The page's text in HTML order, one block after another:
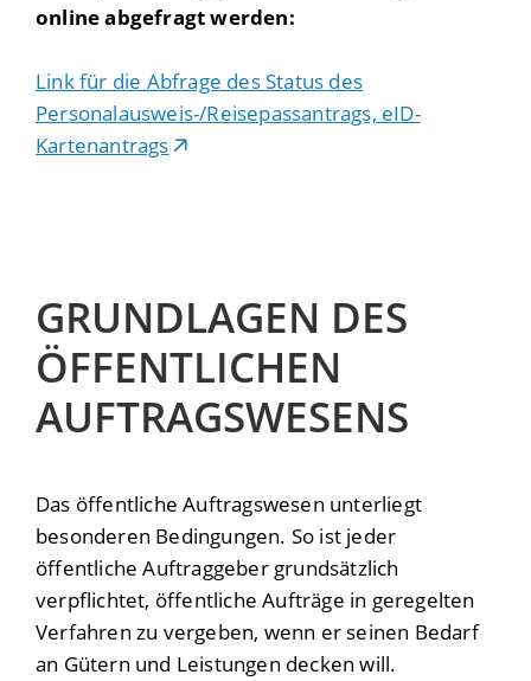
online abgefragt werden:
Link für die Abfrage des Status des
Personalausweis-/Reisepassantrags, eID-
Kartenantrags
GRUNDLAGEN DES
ÖFFENTLICHEN
AUFTRAGSWESENS
Das öffentliche Auftragswesen unterliegt
besonderen Bedingungen. So ist jeder
öffentliche Auftraggeber grundsätzlich
verpflichtet, öffentliche Aufträge in geregelten
Verfahren zu vergeben, wenn er seinen Bedarf
an Gütern und Leistungen decken will.